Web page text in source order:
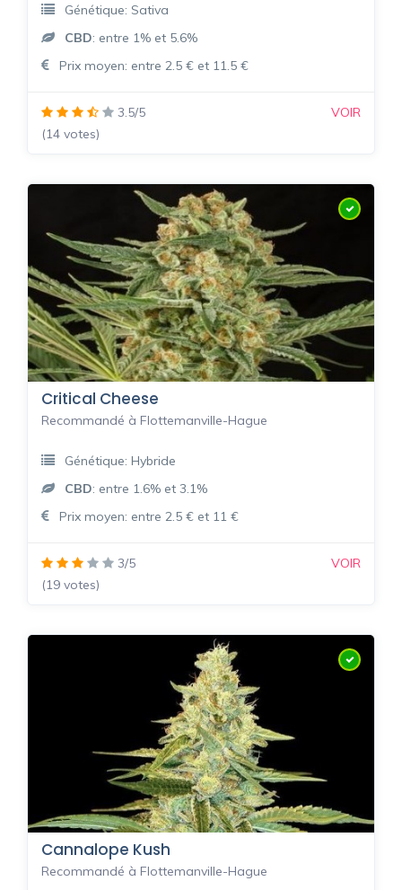
Génétique: Sativa
CBD: entre 1% et 5.6%
Prix moyen: entre 2.5 € et 11.5 €
3.5/5
(14 votes)
VOIR
Critical Cheese
Recommandé à Flottemanville-Hague
Génétique: Hybride
CBD: entre 1.6% et 3.1%
Prix moyen: entre 2.5 € et 11 €
3/5
(19 votes)
VOIR
Cannalope Kush
Recommandé à Flottemanville-Hague